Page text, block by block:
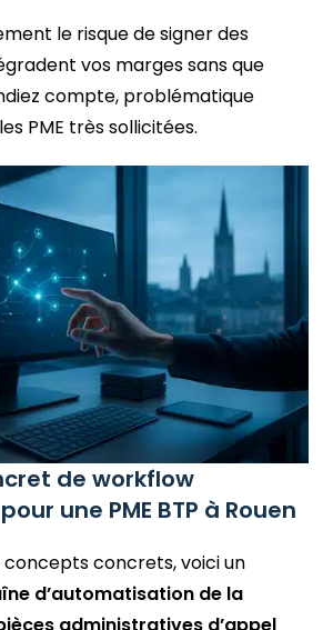
le risque de signer des
vos marges sans que
compte, problématique
PME très sollicitées.
de workflow
une PME BTP à Rouen
concrets, voici un
d’automatisation de la